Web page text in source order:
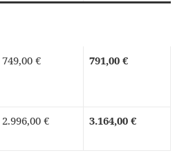
749,00 € 791,00 €
2.996,00 € 3.164,00 €